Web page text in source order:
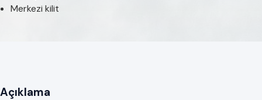
Merkezi kilit
Açıklama